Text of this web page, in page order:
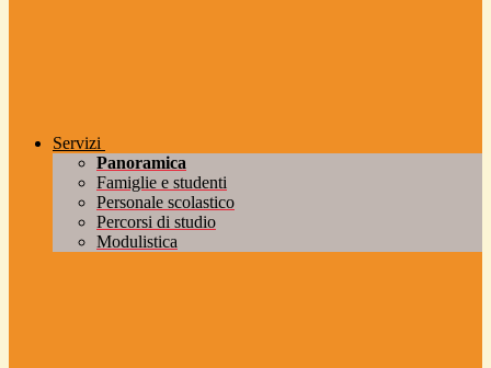
Servizi
Panoramica
Famiglie e studenti
Personale scolastico
Percorsi di studio
Modulistica